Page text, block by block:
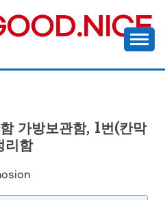
가방보관함, 1번(칸막
리함